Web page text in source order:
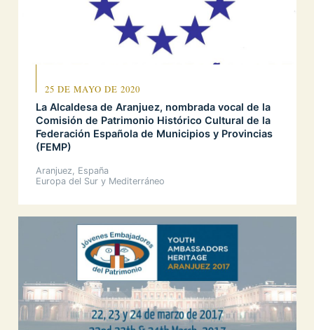
25 DE MAYO DE 2020
La Alcaldesa de Aranjuez, nombrada vocal de la
Comisión de Patrimonio Histórico Cultural de la
Federación Española de Municipios y Provincias
(FEMP)
Aranjuez, España
Europa del Sur y Mediterráneo